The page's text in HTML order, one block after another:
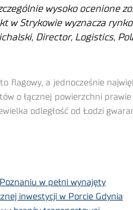
wysoko ocenione
w Strykowie wyznacza
Director, Logistics,
flagowy, a jednocześnie
o łącznej powierzchni
odległość od Łodzi
w pełni wynajęty
inwestycji w Porcie Gdynia